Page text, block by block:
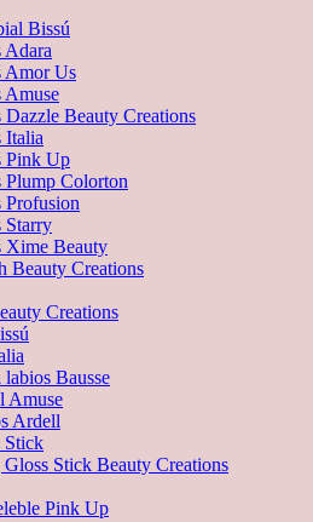
Bissú
Adara
Amor Us
Amuse
Beauty Creations
Italia
Pink Up
Plump Colorton
Starry
Xime Beauty
Beauty Creations
Creations
Bausse
Amuse
Ardell
Stick
Stick Beauty Creations
Pink Up